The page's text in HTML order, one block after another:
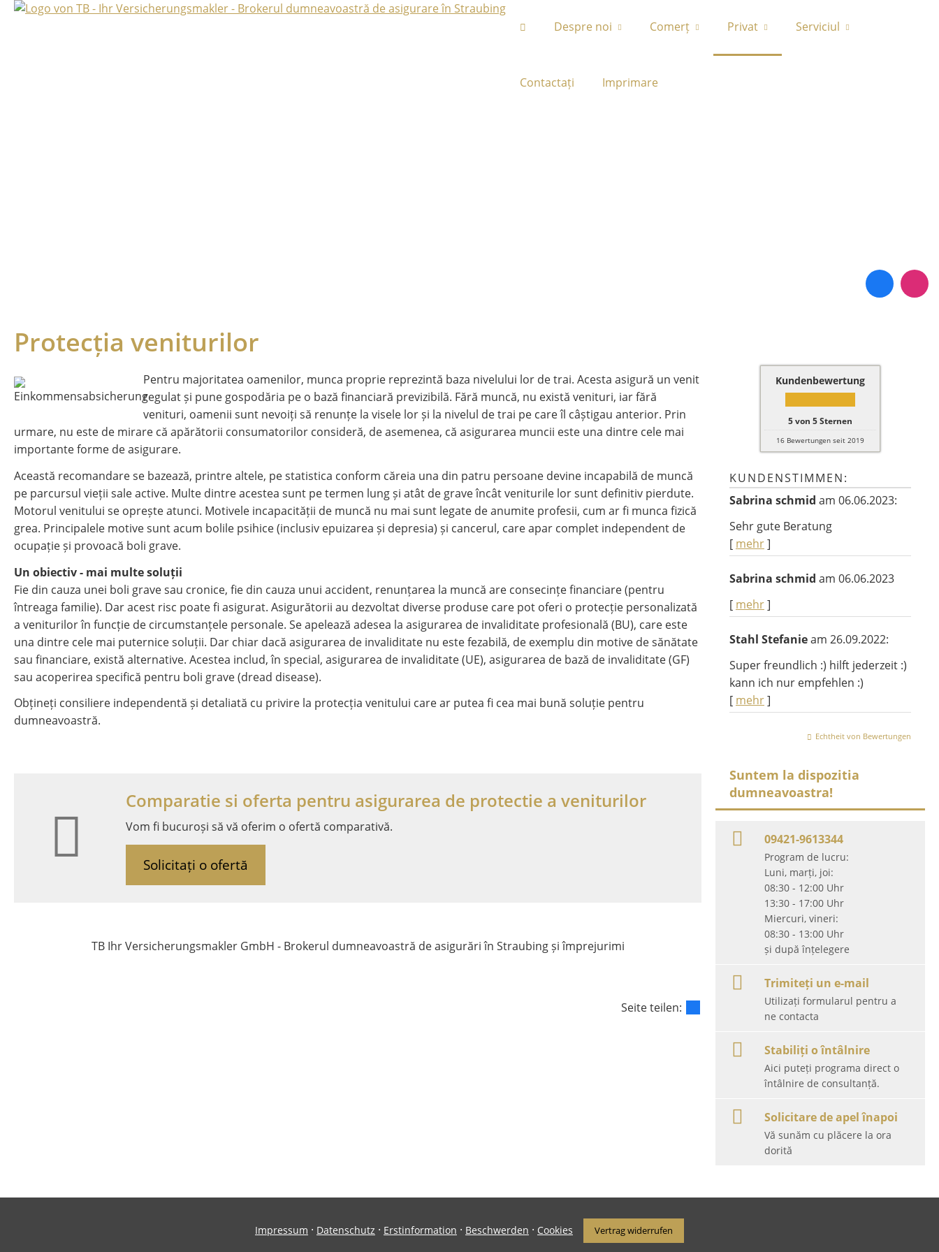
Despre noi Comerț Privat Serviciul
Contactați Imprimare
Kundenbewertung
5von 5Sternen
16 Bewertungen seit 2019
KUNDENSTIMMEN:
Sabrina schmid am 06.06.2023:
Sehr gute Beratung
[ mehr]
Sabrina schmid am 06.06.2023
[ mehr]
Stahl Stefanieam 26.09.2022:
Super freundlich :) hilft jederzeit :)
kann ich nur empfehlen :)
[ mehr]
Echtheit von Bewertungen
Suntem la dispozitia
dumneavoastra!
09421-9613344
Program de lucru:
Luni, marți, joi:
08:30 - 12:00 Uhr
13:30 - 17:00 Uhr
Miercuri, vineri:
08:30 - 13:00 Uhr
și după înțelegere
Trimiteți un e-mail
Utilizați formularul pentru a
ne contacta
Stabiliți o întâlnire
Aici puteți programa direct o
întâlnire de consultanță.
Solicitare de apel înapoi
Vă sunăm cu plăcere la ora
dorită
Protecția veniturilor
Pentru majoritatea oamenilor, munca proprie reprezintă baza nivelului lor de trai. Acesta asigură un venit
regulat și pune gospodăria pe o bază financiară previzibilă. Fără muncă, nu există venituri, iar fără
venituri, oamenii sunt nevoiți să renunțe la visele lor și la nivelul de trai pe care îl câștigau anterior. Prin
urmare, nu este de mirare că apărătorii consumatorilor consideră, de asemenea, că asigurarea muncii este una dintre cele mai
importante forme de asigurare.
Această recomandare se bazează, printre altele, pe statistica conform căreia una din patru persoane devine incapabilă de muncă
pe parcursul vieții sale active. Multe dintre acestea sunt pe termen lung și atât de grave încât veniturile lor sunt definitiv pierdute.
Motorul venitului se oprește atunci. Motivele incapacității de muncă nu mai sunt legate de anumite profesii, cum ar fi munca fizică
grea. Principalele motive sunt acum bolile psihice (inclusiv epuizarea și depresia) și cancerul, care apar complet independent de
ocupație și provoacă boli grave.
Un obiectiv - mai multe soluții
Fie din cauza unei boli grave sau cronice, fie din cauza unui accident, renunțarea la muncă are consecințe financiare (pentru
întreaga familie). Dar acest risc poate fi asigurat. Asigurătorii au dezvoltat diverse produse care pot oferi o protecție personalizată
a veniturilor în funcție de circumstanțele personale. Se apelează adesea la asigurarea de invaliditate profesională (BU), care este
una dintre cele mai puternice soluții. Dar chiar dacă asigurarea de invaliditate nu este fezabilă, de exemplu din motive de sănătate
sau financiare, există alternative. Acestea includ, în special, asigurarea de invaliditate (UE), asigurarea de bază de invaliditate (GF)
sau acoperirea specifică pentru boli grave (dread disease).
Obțineți consiliere independentă și detaliată cu privire la protecția venitului care ar putea fi cea mai bună soluție pentru
dumneavoastră.
Comparatie si oferta pentru asigurarea de protectie a veniturilor
Vom fi bucuroși să vă oferim o ofertă comparativă.
Solicitați o ofertă
TB Ihr Versicherungsmakler GmbH - Brokerul dumneavoastră de asigurări în Straubing și împrejurimi
Seite teilen:
Impressum · Datenschutz · Erstinformation · Beschwerden · Cookies Vertrag widerrufen